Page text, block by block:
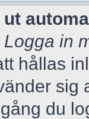
ut
Logga in
hållas
sig
du